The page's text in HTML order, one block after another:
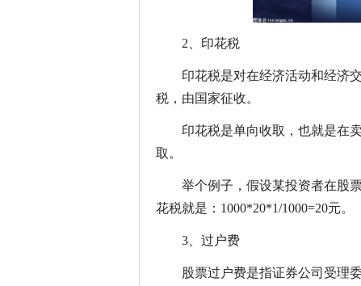
2、印花税
印花税是对在经济活动和经济
税，由国家征收。
印花税是单向收取，也就是在
取。
举个例子，假设某投资者在股
花税就是：1000*20*1/1000=20元。
3、过户费
股票过户费是指证券公司受理